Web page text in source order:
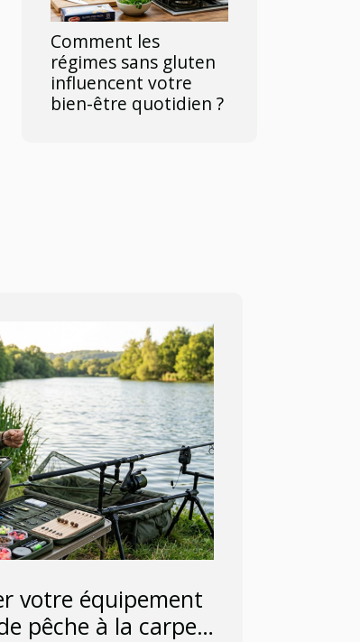
Comment les
régimes sans gluten
influencent votre
bien-être quotidien ?
votre équipement
pêche à la carpe